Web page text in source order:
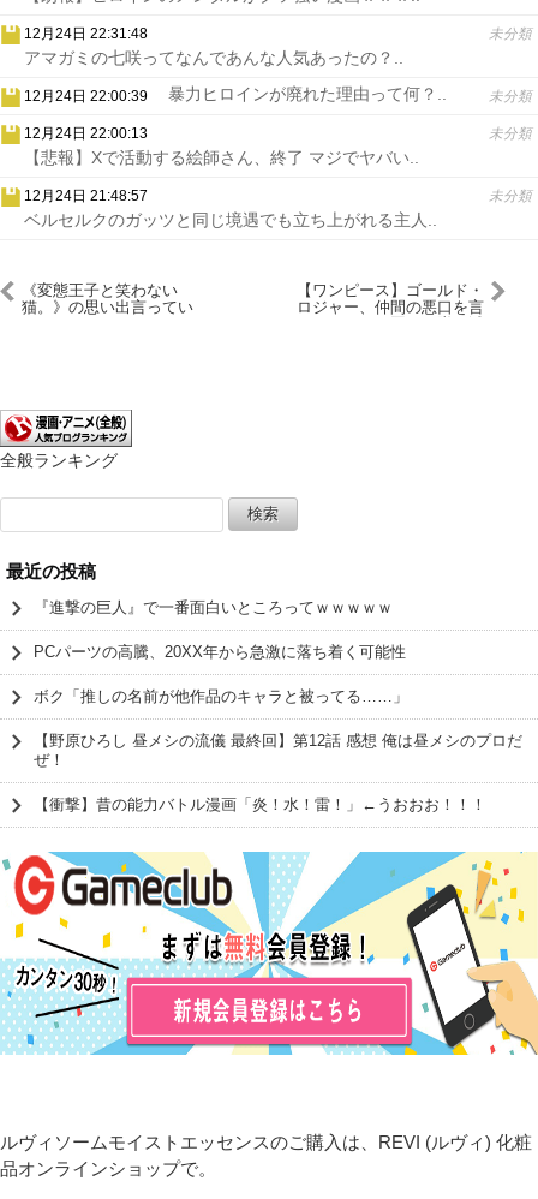
12月24日 22:31:48 未分類
アマガミの七咲ってなんであんな人気あったの？..
12月24日 22:00:39 未分類
暴力ヒロインが廃れた理由って何？..
12月24日 22:00:13 未分類
【悲報】Xで活動する絵師さん、終了 マジでヤバい..
12月24日 21:48:57 未分類
ベルセルクのガッツと同じ境遇でも立ち上がれる主人..
《変態王子と笑わない
猫。》の思い出言ってい
【ワンピース】ゴールド・
ロジャー、仲間の悪口を言
全般ランキング
索:
最近の投稿
『進撃の巨人』で一番面白いところってｗｗｗｗｗ
PCパーツの高騰、20XX年から急激に落ち着く可能性
ボク「推しの名前が他作品のキャラと被ってる……」
【野原ひろし 昼メシの流儀 最終回】第12話 感想 俺は昼メシのプロだ
ぜ！
【衝撃】昔の能力バトル漫画「炎！水！雷！」←うおおお！！！
ルヴィソームモイストエッセンスのご購入は、REVI (ルヴィ) 化粧
品オンラインショップで。